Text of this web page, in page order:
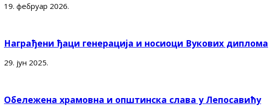
19. фебруар 2026.
Награђени ђаци генерација и носиоци Вукових диплома
29. јун 2025.
Обележена храмовна и општинска слава у Лепосавићу